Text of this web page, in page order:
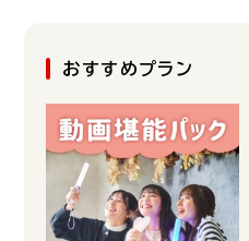
おすすめプラン